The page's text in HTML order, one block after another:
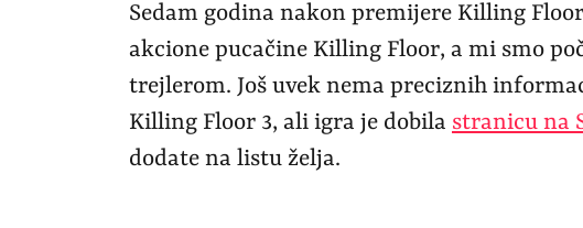
Sedam godina nakon premijere Killing
akcione pucačine Killing Floor, a mi smo
trejlerom. Još uvek nema preciznih
Killing Floor 3, ali igra je dobila stranicu na
dodate na listu želja.